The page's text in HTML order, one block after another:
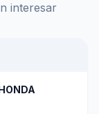
interesar